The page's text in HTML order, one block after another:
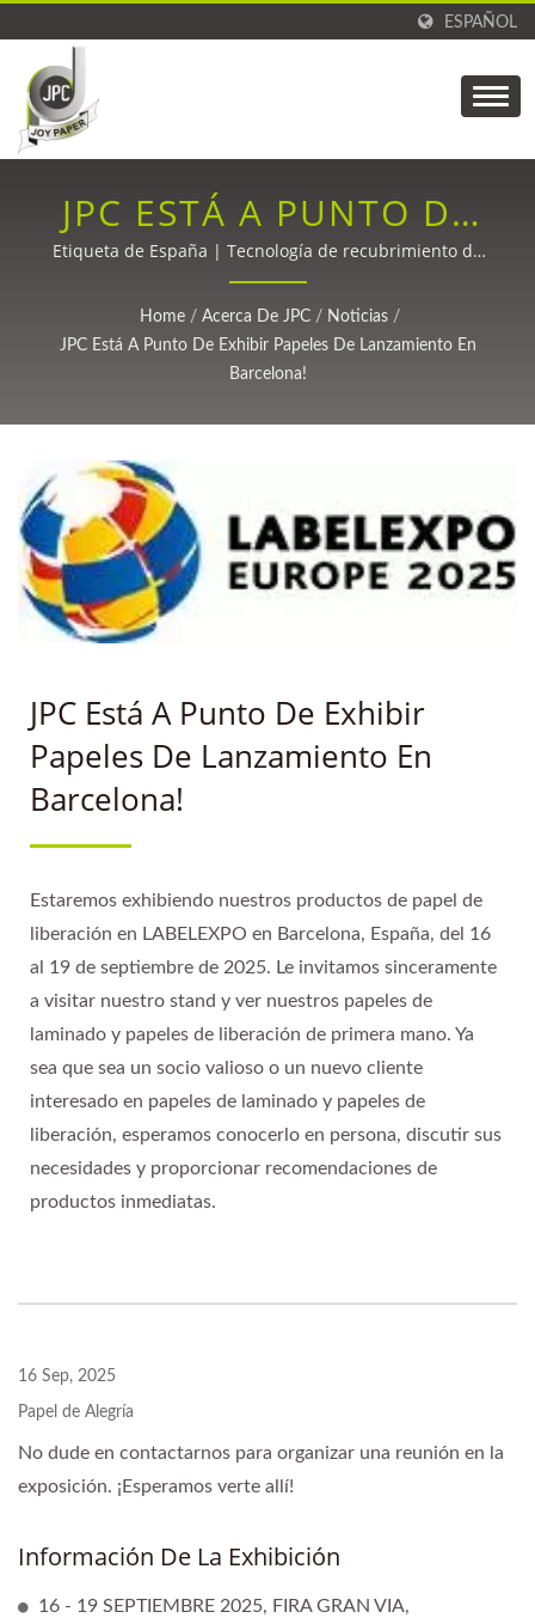
ESPAÑOL
JPC ESTÁ A PUNTO DE
EXHIBIR PAPELES DE
LANZAMIENTO EN
BARCELONA! | JOY
FABRICANTE LÍDER DE
LINER DE LIBERACIÓN
SOSTENIBLE Y
SOLUCIONES DE
RECUBRIMIENTO
Etiqueta de España | Tecnología de recubrimiento de
precisión para fibra de carbono, empaques, etiquetas,
productos médicos y cintas adhesivas desde 1988.
Home / Acerca De JPC / Noticias /
JPC Está A Punto De Exhibir Papeles De Lanzamiento En
Barcelona!
JPC Está A Punto De Exhibir
Papeles De Lanzamiento En
Barcelona!
Estaremos exhibiendo nuestros productos de papel de
liberación en LABELEXPO en Barcelona, España, del 16
al 19 de septiembre de 2025. Le invitamos sinceramente
a visitar nuestro stand y ver nuestros papeles de
laminado y papeles de liberación de primera mano. Ya
sea que sea un socio valioso o un nuevo cliente
interesado en papeles de laminado y papeles de
liberación, esperamos conocerlo en persona, discutir sus
necesidades y proporcionar recomendaciones de
productos inmediatas.
16 Sep, 2025
Papel de Alegría
No dude en contactarnos para organizar una reunión en la
exposición. ¡Esperamos verte allí!
Información De La Exhibición
16 - 19 SEPTIEMBRE 2025, FIRA GRAN VIA,